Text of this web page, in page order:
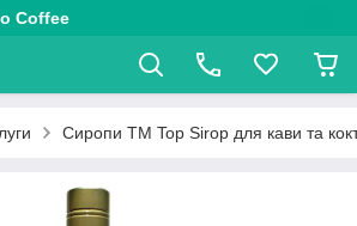
Coffee
Сиропи ТМ Top Sirop для кави та